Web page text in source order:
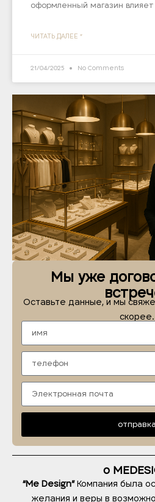
оформленный магазин влияет
ЧИТАТЬ ДАЛЕЕ "
21/04/2025 No Comments
Мы уже
Оставьте данные, и мы
скорее.
отправка
о
“Me Design”Компания была
желания и веры в